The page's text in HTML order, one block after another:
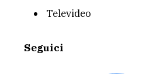
Televideo
Seguici